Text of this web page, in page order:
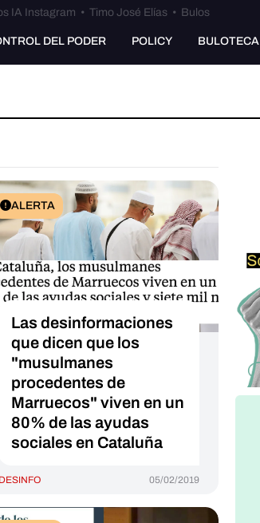
IA Instagram • Timo José Elías • Bulos
DEL PODER POLICY BULOTECA
ALERTA
Las desinformaciones
que dicen que los
"musulmanes
procedentes de
Marruecos" viven en un
80% de las ayudas
sociales en Cataluña
DESINFO 05/02/2019